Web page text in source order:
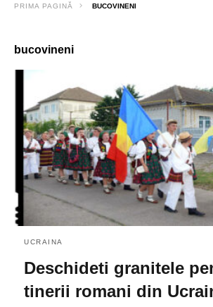
PRIMA PAGINĂ BUCOVINENI
bucovineni
UCRAINA
Deschideti granitele
tinerii romani din